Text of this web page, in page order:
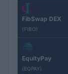
FibSwap DEX
(FIBO)
EquityPay
(EQPAY)